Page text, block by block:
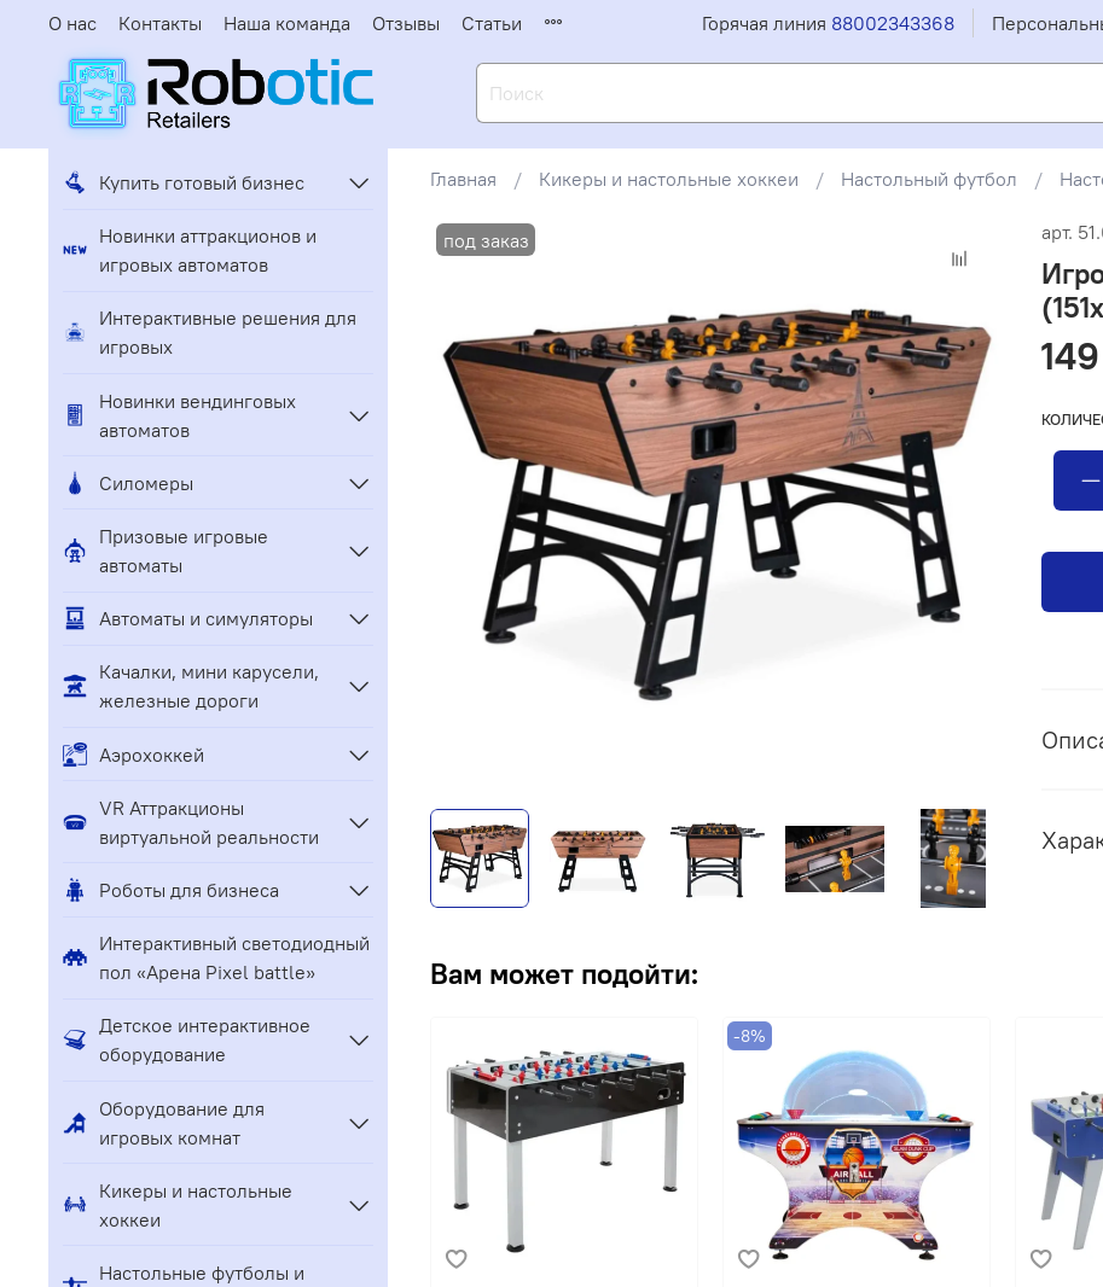
О нас Контакты Наша команда Отзывы Статьи Горячая линия 88002343368
Главная Кикеры и настольные хоккеи Настольный футбол
арт.
Вам может подойти:
-8%
Купить готовый бизнес
Новинки аттракционов и
игровых автоматов
Интерактивные решения для
игровых
Новинки вендинговых
автоматов
Силомеры
Призовые игровые
автоматы
Автоматы и симуляторы
Качалки, мини карусели,
железные дороги
Аэрохоккей
VR Аттракционы
виртуальной реальности
Роботы для бизнеса
Интерактивный светодиодный
пол «Арена Pixel battle»
Детское интерактивное
оборудование
Оборудование для
игровых комнат
Кикеры и настольные
хоккеи
Настольные футболы и